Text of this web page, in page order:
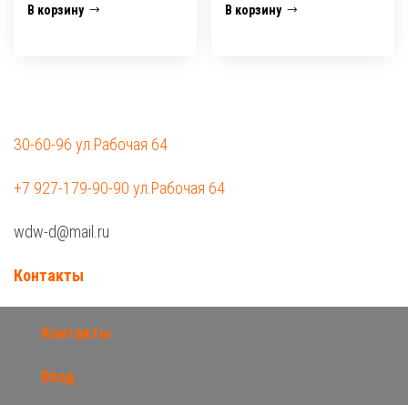
В корзину В корзину
30-60-96 ул.Рабочая 64
+7 927-179-90-90 ул.Рабочая 64
wdw-d@mail.ru
Контакты
Контакты
Вход